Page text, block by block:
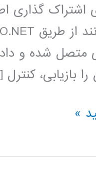
اشتراک گذاری
متصل شده و
بازیابی،
»